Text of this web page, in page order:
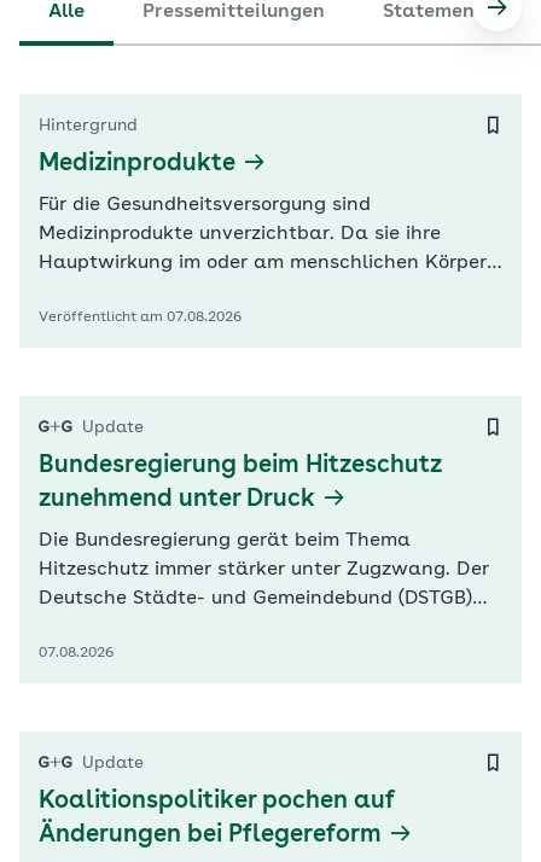
Alle Pressemitteilungen Statements
Hintergrund
Medizinprodukte
Für die Gesundheitsversorgung sind
Medizinprodukte unverzichtbar. Da sie ihre
Hauptwirkung im oder am menschlichen Körper
Medizinprodukte werden deshalb in
Veröffentlicht am 07.08.2026
Update
Bundesregierung beim Hitzeschutz
zunehmend unter Druck
Die Bundesregierung gerät beim Thema
Hitzeschutz immer stärker unter Zugzwang. Der
Deutsche Städte- und Gemeindebund (DSTGB)
Wasserversorgung und Klimaanpassung.
für Klimaschutz…
07.08.2026
Update
Koalitionspolitiker pochen auf
Änderungen bei Pflegereform